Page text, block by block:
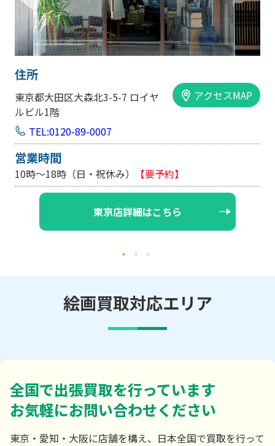
アクセスMAP
大阪市中央区内平野町1-1-5 西大
TEL:0120-89-0007
10時～18時（日・祝休み/土曜は不定休）
大阪店詳細はこちら
絵画買取対応エリア
全国で出張買取を行っています
お気軽にお問い合わせください
東京・愛知・大阪に店舗を構え、日本全国で買取を行って